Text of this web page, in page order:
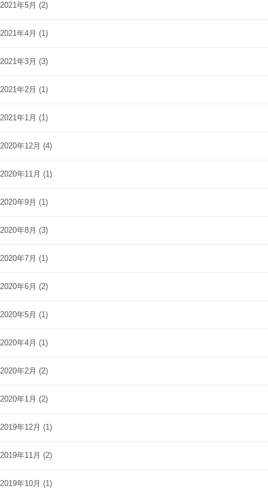
2021年5月 (2)
2021年4月 (1)
2021年3月 (3)
2021年2月 (1)
2021年1月 (1)
2020年12月 (4)
2020年11月 (1)
2020年9月 (1)
2020年8月 (3)
2020年7月 (1)
2020年6月 (2)
2020年5月 (1)
2020年4月 (1)
2020年2月 (2)
2020年1月 (2)
2019年12月 (1)
2019年11月 (2)
2019年10月 (1)